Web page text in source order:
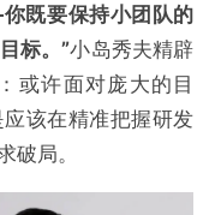
既要保持小团队的
标。”小岛秀夫精辟
或许面对庞大的目
该在精准把握研发
破局。